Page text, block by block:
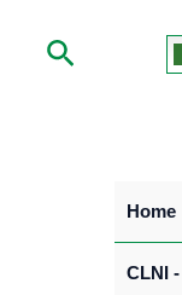
Cerca
Home
CLNI -